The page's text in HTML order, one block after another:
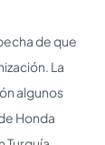
de que
La
algunos
Honda